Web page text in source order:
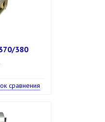
380
сравнения